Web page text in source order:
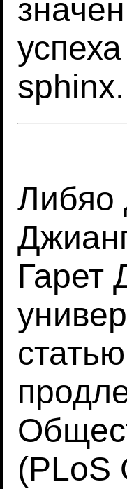
sphinx.
Либяо
Гарет
(PLoS